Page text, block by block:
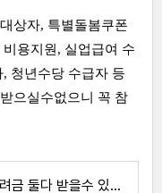
상자, 특별돌봄쿠폰
용지원, 실업급여 수
청년수당 수급자 등
으실수없으니 꼭 참
근로장려금과 자녀장려금 둘다 받을수 있을까? 자격되면 가능합니다.